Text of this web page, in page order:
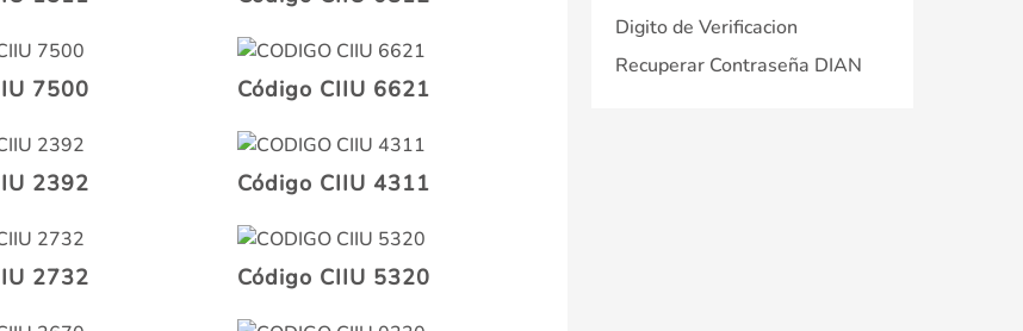
7500 Código CIIU 6621
2392 Código CIIU 4311
2732 Código CIIU 5320
Digito de Verificacion
Recuperar Contraseña DIAN